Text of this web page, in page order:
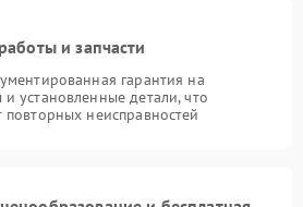
и запчасти
гарантия на
установленные детали, что
неисправностей